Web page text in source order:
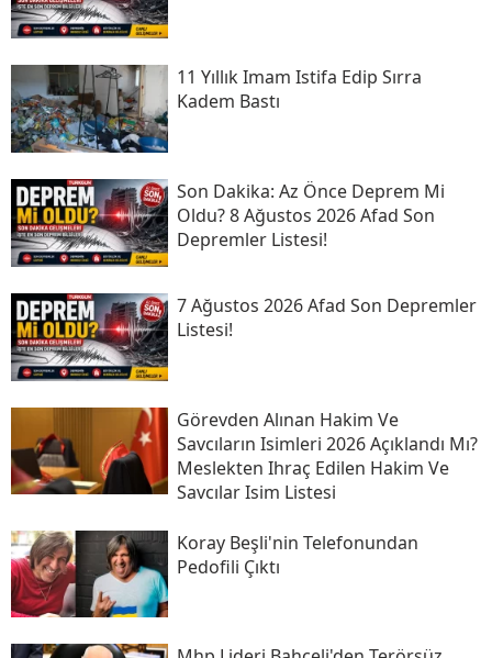
11 Yıllık Imam Istifa Edip Sırra
Kadem Bastı
Son Daki̇ka: Az Önce Deprem Mi
Oldu? 8 Ağustos 2026 Afad Son
Depremler Listesi!
7 Ağustos 2026 Afad Son Depremler
Listesi!
Görevden Alınan Hakim Ve
Savcıların Isimleri 2026 Açıklandı Mı?
Meslekten Ihraç Edilen Hakim Ve
Savcılar Isim Listesi
Koray Beşli'nin Telefonundan
Pedofili Çıktı